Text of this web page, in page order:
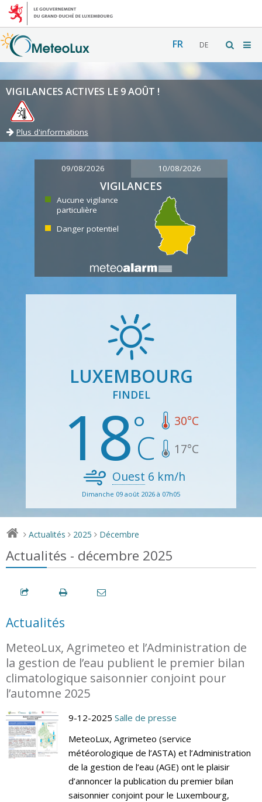
FR DE
VIGILANCES ACTIVES LE 9 AOÛT !
Plus d'informations
09/08/2026 10/08/2026
VIGILANCES
Aucune vigilance
particulière
Danger potentiel
LUXEMBOURG
FINDEL
18 30°C
17°C
Ouest 6 km/h
Dimanche 09 août 2026 à 07h05
> Actualités > 2025 > Décembre
Actualités - décembre 2025
Actualités
MeteoLux, Agrimeteo et l’Administration de
la gestion de l’eau publient le premier bilan
climatologique saisonnier conjoint pour
l’automne 2025
9-12-2025 Salle de presse
MeteoLux, Agrimeteo (service
météorologique de l’ASTA) et l’Administration
de la gestion de l’eau (AGE) ont le plaisir
d’annoncer la publication du premier bilan
saisonnier conjoint pour le Luxembourg,